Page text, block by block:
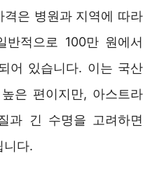
격은 병원과 지역에 따라
적으로 100만 원에서
어 있습니다. 이는 국산
은 편이지만, 아스트라
과 긴 수명을 고려하면
니다.